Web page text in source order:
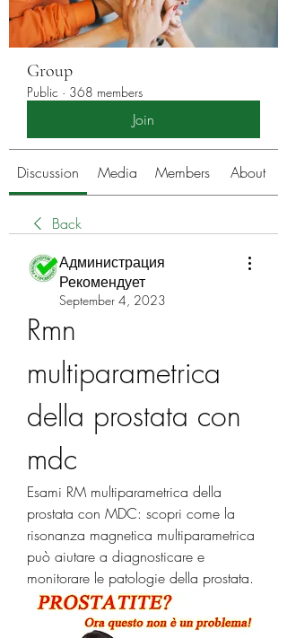
Group
Public · 368 members
Join
Discussion Media Members About
Back
Администрация
Рекомендует
September 4, 2023
Rmn
multiparametrica
della prostata con
mdc
Esami RM multiparametrica della
prostata con MDC: scopri come la
risonanza magnetica multiparametrica
può aiutare a diagnosticare e
monitorare le patologie della prostata.